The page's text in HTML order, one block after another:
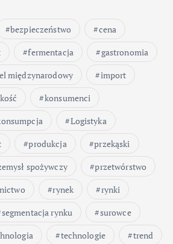
bezpieczeństwo
cena
fermentacja
gastronomia
międzynarodowy
import
konsumenci
Logistyka
produkcja
przekąski
spożywczy
przetwórstwo
rynek
rynki
segmentacja rynku
surowce
technologie
trend